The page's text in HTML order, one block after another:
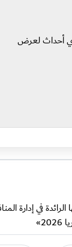
أحداث لعرض
في إدارة